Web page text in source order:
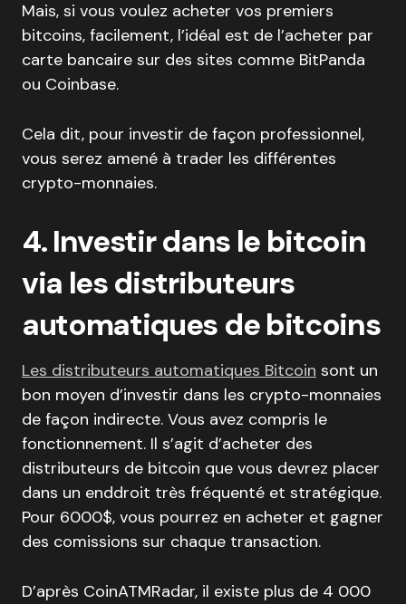
Mais, si vous voulez acheter vos premiers
bitcoins, facilement, l’idéal est de l’acheter par
carte bancaire sur des sites comme BitPanda
ou Coinbase.
Cela dit, pour investir de façon professionnel,
vous serez amené à trader les différentes
crypto-monnaies.
4. Investir dans le bitcoin
via les distributeurs
automatiques de bitcoins
Les distributeurs automatiques Bitcoin sont un
bon moyen d’investir dans les crypto-monnaies
de façon indirecte. Vous avez compris le
fonctionnement. Il s’agit d’acheter des
distributeurs de bitcoin que vous devrez placer
dans un enddroit très fréquenté et stratégique.
Pour 6000$, vous pourrez en acheter et gagner
des comissions sur chaque transaction.
D’après CoinATMRadar, il existe plus de 4 000